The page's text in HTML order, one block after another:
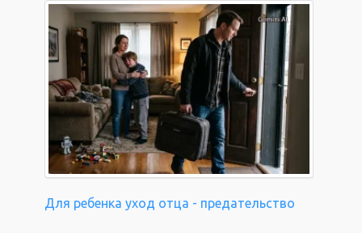
Для ребенка уход отца - предательство